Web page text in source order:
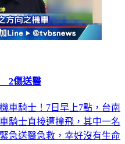
2傷送醫
車騎士！7日早上7點，台南
騎士直接遭撞飛，其中一名
急送醫急救，幸好沒有生命